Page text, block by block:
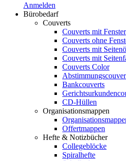
Anmelden
Bürobedarf
Couverts
Couverts mit Fenster
Couverts ohne
Couverts mit
Couverts mit
Couverts Color
Bankcouverts
CD-Hüllen
Organisationsmappen
Offertmappen
Hefte & Notizbücher
Collegeblöcke
Spiralhefte